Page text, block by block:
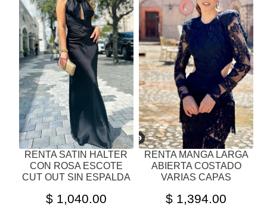
RENTA SATIN HALTER
CON ROSA ESCOTE
CUT OUT SIN ESPALDA
$1,040.00
MÚLTIPLES
VARIANTES.
LAS
OPCIONES
SE
PUEDEN
ELEGIR
EN
LA
PÁGINA
DE
PRODUCTO
RENTA MANGA LARGA
ABIERTA COSTADO
VARIAS CAPAS
$ 1,394.00
MÚLTIPLES
VARIANTES.
LAS
OPCIONES
SE
PUEDEN
ELEGIR
EN
LA
PÁGINA
DE
PRODUCTO